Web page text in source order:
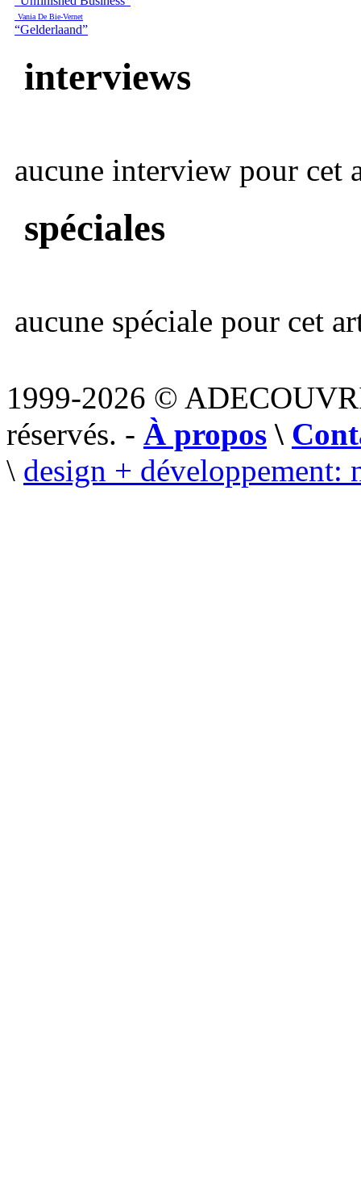
Vania De Bie-Vernet
“Gelderlaand”
interviews
aucune interview pour cet
spéciales
aucune spéciale pour cet
1999-2026 ©
réservés. - À propos \
\ design + développement: